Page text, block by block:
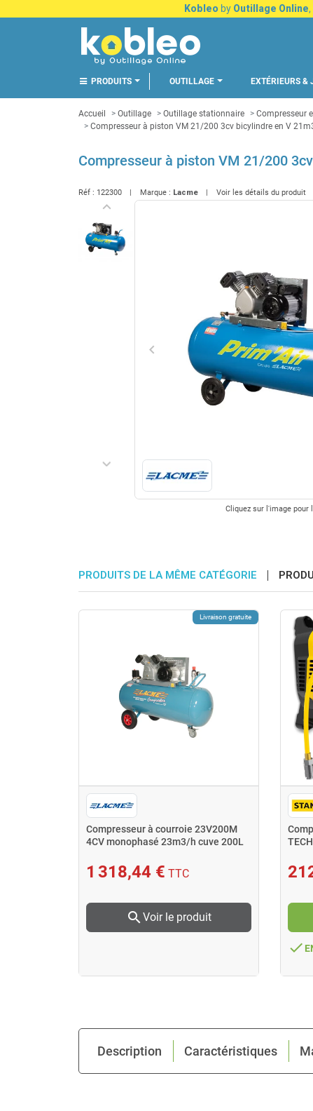
Kobleo by Outillage Online
PRODUITS OUTILLAGE EXTÉRIEURS &
Accueil Outillage Outillage stationnaire Compresseur
Compresseur à piston VM 21/200 3cv bicylindre en V
Compresseur à piston VM 21/200
Réf : 122300 Marque : Lacme Voir les détails du produit
Précédentkeyboard_arrow_left
keyboard_arrow_right
Précédent
keyboard_arrow_left
Cliquez sur l'image pour
PRODUITS DE LA MÊME CATÉGORIE
Livraison gratuite
Compresseur à courroie 23V200M
4CV monophasé 23m3/h cuve 200L
1 318,44 € TTC
search Voir le produit
done
Description Caractéristiques